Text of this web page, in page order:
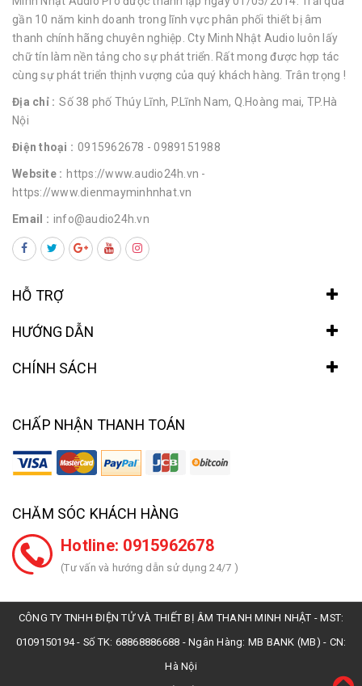
gần 10 năm kinh doanh trong lĩnh vực phân phối thiết bị âm
thanh chính hãng chuyên nghiệp. Cty Minh Nhật Audio luôn lấy
chữ tín làm nền tảng cho sự phát triển. Rất mong được hợp tác
cùng sự phát triển thịnh vượng của quý khách hàng. Trân trọng !
Địa chỉ : Số 38 phố Thúy Lĩnh, P.Lĩnh Nam, Q.Hoàng mai, TP.Hà
Nội
Điện thoại : 0915962678 - 0989151988
Website : https://www.audio24h.vn -
https://www.dienmayminhnhat.vn
Email : info@audio24h.vn
HỖ TRỢ
HƯỚNG DẪN
CHÍNH SÁCH
CHẤP NHẬN THANH TOÁN
CHĂM SÓC KHÁCH HÀNG
Hotline: 0915962678
(Tư vấn và hướng dẫn sử dụng 24/7 )
CÔNG TY TNHH ĐIỆN TỬ VÀ THIẾT BỊ ÂM THANH MINH NHẬT - MST:
0109150194 - Số TK: 68868886688 - Ngân Hàng: MB BANK (MB) - CN:
Hà Nội